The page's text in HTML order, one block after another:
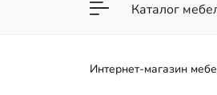
Каталог
Интернет-магазин